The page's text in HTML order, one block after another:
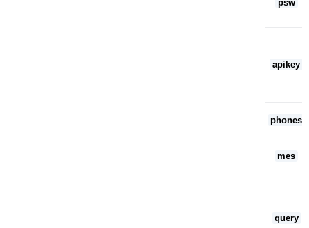
psw
apikey
phones
mes
query